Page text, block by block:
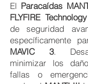
El Paracaídas
FLYFIRE Technology
de seguridad
específicamente
MAVIC 3.
minimizar los
fallas o